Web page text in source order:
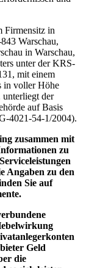
Firmensitz in
Warschau,
in Warschau,
unter der KRS-
mit einem
in voller Höhe
der
auf Basis
4021-54-1/2004).
zusammen mit
zu
Angaben zu den
Sie auf
Geld
die